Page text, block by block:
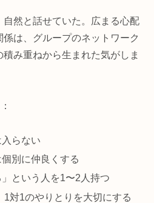
然と話せていた。広まる心配
は、グループのネットワーク
み重ねから生まれた気がしま
らない
別に仲良くする
」という人を1〜2人持つ
1対1のやりとりを大切にする